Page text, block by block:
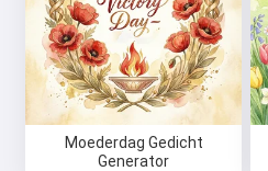
Moederdag Gedicht
Generator